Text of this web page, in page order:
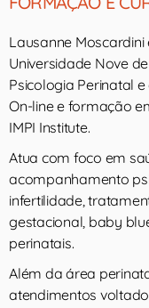
Lausanne
Universidade Nove
Psicologia Perinatal
On-line e formação
IMPI Institute.
Atua com foco em
acompanhamento
infertilidade,
gestacional, baby
perinatais.
Além da área
atendimentos